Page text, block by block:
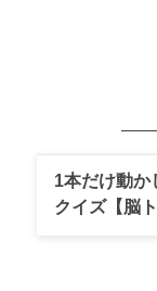
1本だけ動か
クイズ【脳ト